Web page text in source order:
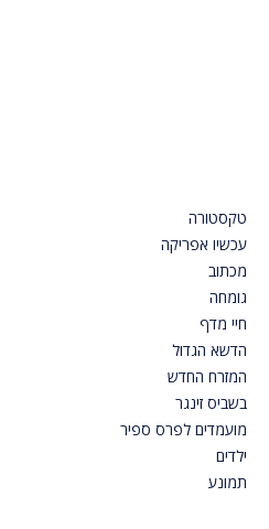
טקסטורה
עכשיו אפריקה
מכתוב
גומחה
חיי מדף
הדשא הגדול
המזרח החדש
בשביס זינגר
מועמדים לפרס ספיר
ילדים
תמונע